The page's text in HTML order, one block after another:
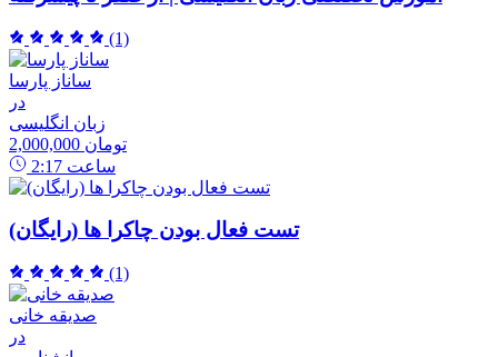
(1)
ساناز پارسا
در
زبان انگلیسی
2,000,000 تومان
2:17 ساعت
تست فعال بودن چاکرا ها (رایگان)
(1)
صدیقه خانی
در